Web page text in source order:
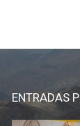
ENTRADAS